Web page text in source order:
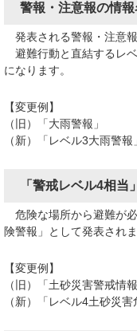
警報・注意報の情
発表される警報・注意
避難行動と直結するレ
になります。
【変更例】
（旧）「大雨警報」
（新）「レベル3大雨警報」
「警戒レベル4相
危険な場所から避難が
険警報」として発表されま
【変更例】
（旧）「土砂災害警戒情報
（新）「レベル4土砂災害